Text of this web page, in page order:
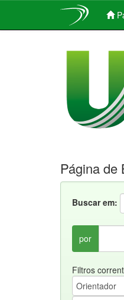
Página de
Buscar em:
por
Filtros